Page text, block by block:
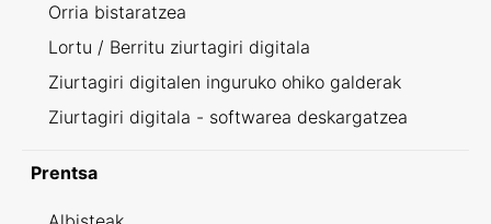
Orria bistaratzea
Lortu / Berritu ziurtagiri digitala
Ziurtagiri digitalen inguruko ohiko galderak
Ziurtagiri digitala - softwarea deskargatzea
Prentsa